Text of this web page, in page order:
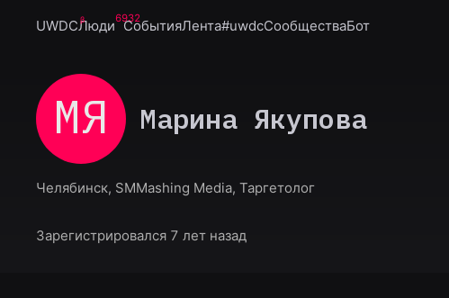
UWDCЛюди6932
СобытияЛента#uwdcСообществаБот
МЯ Марина Якупова
Челябинск, SMMashing Media, Таргетолог
Зарегистрировался 7 лет назад